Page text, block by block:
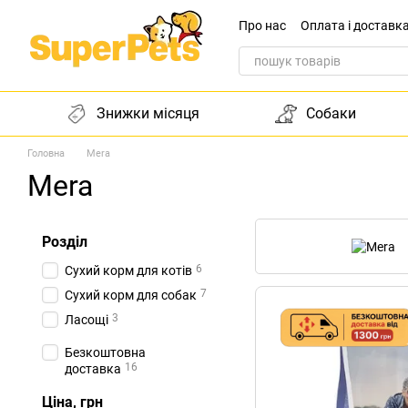
Перейти до основного контенту
Про нас Оплата і доставка
Звернення до директора
Знижки місяця Собаки
Головна Mera
Mera
Розділ
Сухий корм для котів 6
Сухий корм для собак 7
Ласощі 3
Безкоштовна
доставка 16
Ціна, грн